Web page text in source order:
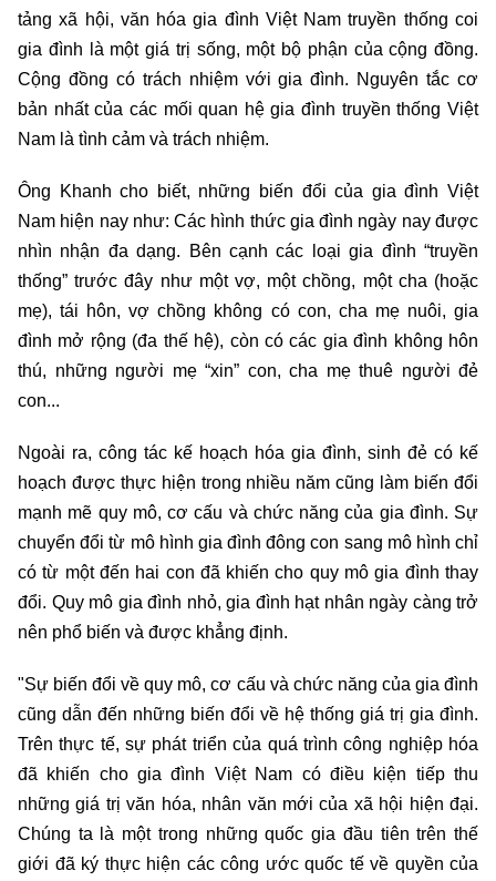
tảng xã hội, văn hóa gia đình Việt Nam truyền thống coi
gia đình là một giá trị sống, một bộ phận của cộng đồng.
Cộng đồng có trách nhiệm với gia đình. Nguyên tắc cơ
bản nhất của các mối quan hệ gia đình truyền thống Việt
Nam là tình cảm và trách nhiệm.
Ông Khanh cho biết, những biến đổi của gia đình Việt
Nam hiện nay như: Các hình thức gia đình ngày nay được
nhìn nhận đa dạng. Bên cạnh các loại gia đình “truyền
thống” trước đây như một vợ, một chồng, một cha (hoặc
mẹ), tái hôn, vợ chồng không có con, cha mẹ nuôi, gia
đình mở rộng (đa thế hệ), còn có các gia đình không hôn
thú, những người mẹ “xin” con, cha mẹ thuê người đẻ
con...
Ngoài ra, công tác kế hoạch hóa gia đình, sinh đẻ có kế
hoạch được thực hiện trong nhiều năm cũng làm biến đổi
mạnh mẽ quy mô, cơ cấu và chức năng của gia đình. Sự
chuyển đổi từ mô hình gia đình đông con sang mô hình chỉ
có từ một đến hai con đã khiến cho quy mô gia đình thay
đổi. Quy mô gia đình nhỏ, gia đình hạt nhân ngày càng trở
nên phổ biến và được khẳng định.
"Sự biến đổi về quy mô, cơ cấu và chức năng của gia đình
cũng dẫn đến những biến đổi về hệ thống giá trị gia đình.
Trên thực tế, sự phát triển của quá trình công nghiệp hóa
đã khiến cho gia đình Việt Nam có điều kiện tiếp thu
những giá trị văn hóa, nhân văn mới của xã hội hiện đại.
Chúng ta là một trong những quốc gia đầu tiên trên thế
giới đã ký thực hiện các công ước quốc tế về quyền của